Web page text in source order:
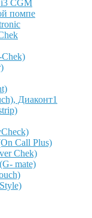
CGM
помпе
Диаконт1
Call Plus)
Chek)
mate)